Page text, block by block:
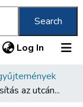
Search
Log In (current)
az utcán...